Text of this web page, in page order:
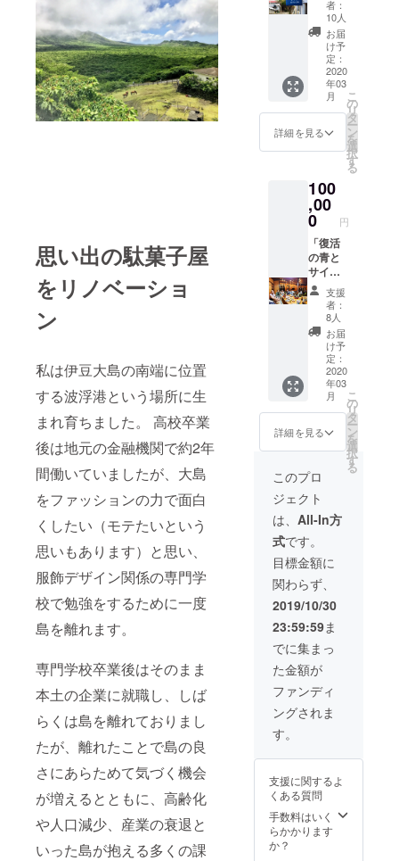
思い出の駄菓子屋
をリノベーショ
ン
私は伊豆大島の南端に位置
する波浮港という場所に生
まれ育ちました。 高校卒業
後は地元の金融機関で約2年
間働いていましたが、大島
をファッションの力で面白
くしたい（モテたいという
思いもあります）と思い、
服飾デザイン関係の専門学
校で勉強をするために一度
島を離れます。
専門学校卒業後はそのまま
本土の企業に就職し、しば
らくは島を離れておりまし
たが、離れたことで島の良
さにあらためて気づく機会
が増えるとともに、高齢化
や人口減少、産業の衰退と
いった島が抱える多くの課
カー、
感謝
メー
ル、状
況報告
（月2
回、
2020年
7月まで
ず備考
欄に施
設内に
掲示す
るご希
望のお
名前を
ご記入
くださ
い。 ※
宿泊券
の有効
期限：
2021年
3月まで
掲示、
「復活
の青と
サイ
ダー」
の２泊
ペア宿
泊券
（日程
要相
談、宿
島内ガ
イド費
以外自
己負
担）、
オリジ
ナルT
シャ
ツ、オ
リジナ
ルス
テッ
カー、
感謝
メー
ル、状
況報告
（月2
回、
2020年
7月まで
実施）
※支援
時、必
ず備考
欄に施
設内に
掲示す
るご希
望のお
名前を
ご記入
くださ
い。 ※
宿泊券
の有効
期限：
2021年
者：
10人
お届
け予
定：
2020
年03
月
詳細を見る
こ
の
リ
タ
ー
ン
を
選
択
す
る
100
,00
0 円
「復活
の青と
サイ
ダー」
の１年
間ペア
宿泊券
（連続
は３泊
まで、
日程要
相談、
宿泊費
以外自
己負
担）、
支援者
様氏名
施設内
掲示、
オリジ
ナルT
シャ
ツ、オ
リジナ
ルス
テッ
カー、
感謝
メー
ル、状
況報告
（月2
回、
実
感謝イ
ベント
招待
（2020
年3月頃
支援
者：
8人
お届
け予
定：
2020
年03
月
詳細を見る
こ
の
リ
タ
ー
ン
を
選
択
す
る
このプロ
ジェクト
は、 All-In方
式です。
目標金額に
関わらず、
2019/10/30
23:59:59ま
でに集まっ
た金額が
ファンディ
ングされま
す。
支援に関するよ
くある質問
手数料はいく
らかかります
か？